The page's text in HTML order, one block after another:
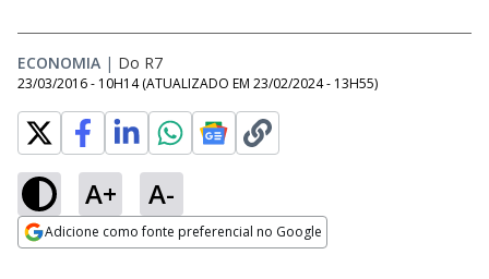
ECONOMIA | Do R7
23/03/2016 - 10H14 (ATUALIZADO EM 23/02/2024 - 13H55)
A+ A-
Adicione como fonte preferencial no Google